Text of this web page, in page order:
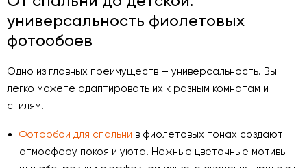
универсальность фиолетовых
фотообоев
Одно из главных преимуществ — универсальность. Вы
легко можете адаптировать их к разным комнатам и
стилям.
Фотообои для спальни в фиолетовых тонах создают
атмосферу покоя и уюта. Нежные цветочные мотивы